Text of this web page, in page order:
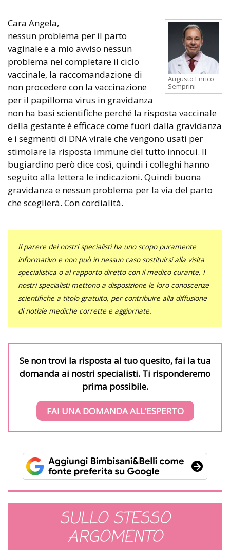
Augusto Enrico
Semprini
Cara Angela,
nessun problema per il parto
vaginale e a mio avviso nessun
problema nel completare il ciclo
vaccinale, la raccomandazione di
non procedere con la vaccinazione
per il papilloma virus in gravidanza
non ha basi scientifiche perché la risposta vaccinale
della gestante è efficace come fuori dalla gravidanza
e i segmenti di DNA virale che vengono usati per
stimolare la risposta immune del tutto innocui. Il
bugiardino però dice così, quindi i colleghi hanno
seguito alla lettera le indicazioni. Quindi buona
gravidanza e nessun problema per la via del parto
che sceglierà. Con cordialità.
Il parere dei nostri specialisti ha uno scopo puramente
informativo e non può in nessun caso sostituirsi alla visita
specialistica o al rapporto diretto con il medico curante. I
nostri specialisti mettono a disposizione le loro conoscenze
scientifiche a titolo gratuito, per contribuire alla diffusione
di notizie mediche corrette e aggiornate.
Se non trovi la risposta al tuo quesito, fai la tua
domanda ai nostri specialisti. Ti risponderemo
prima possibile.
FAI UNA DOMANDA ALL’ESPERTO
SULLO STESSO
ARGOMENTO